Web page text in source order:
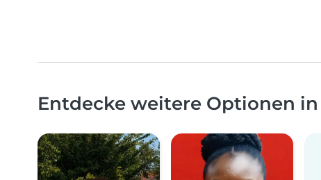
Entdecke weitere Optionen